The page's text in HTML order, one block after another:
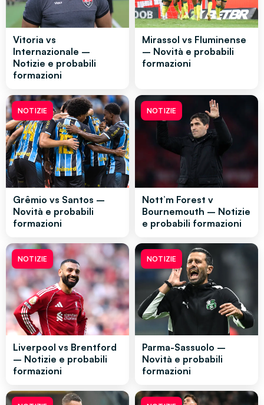
Vitoria vs
Internazionale –
Notizie e probabili
formazioni
Mirassol vs Fluminense
– Novità e probabili
formazioni
NOTIZIE
Grêmio vs Santos –
Novità e probabili
formazioni
NOTIZIE
Nott’m Forest v
Bournemouth – Notizie
e probabili formazioni
NOTIZIE
Liverpool vs Brentford
– Notizie e probabili
formazioni
NOTIZIE
Parma-Sassuolo –
Novità e probabili
formazioni